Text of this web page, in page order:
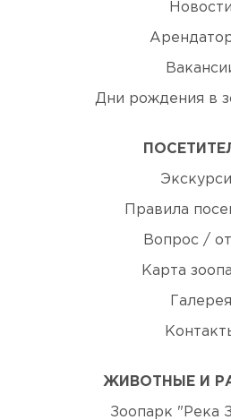
Новости
Дни рождения в
Правила
Вопрос /
Карта
Галерея
ЖИВОТНЫЕ И
Зоопарк "Река